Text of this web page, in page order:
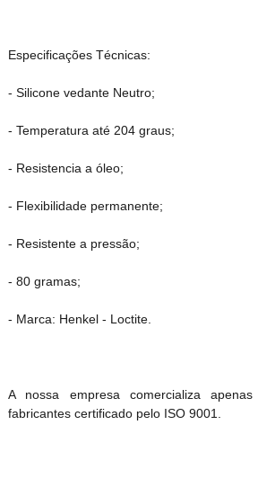
Especificações Técnicas:
- Silicone vedante Neutro;
- Temperatura até 204 graus;
- Resistencia a óleo;
- Flexibilidade permanente;
- Resistente a pressão;
- 80 gramas;
- Marca: Henkel - Loctite.
A nossa empresa comercializa
fabricantes certificado pelo ISO 9001.